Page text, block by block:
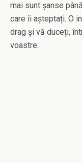
mai sunt șanse
care îi așteptați. O
drag și vă duceți,
voastre.